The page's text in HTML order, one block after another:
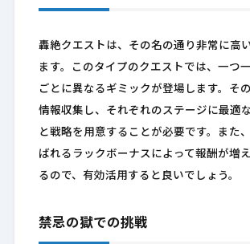
轟絶クエストは、その名の通り非常に高
ます。このタイプのクエストでは、一つ
ごとに異なるギミックが登場します。そ
情報収集し、それぞれのステージに最適
と戦略を用意することが必要です。また
ばれるラックボーナスによって報酬が増
るので、有効活用すると良いでしょう。
禁忌の獄での挑戦